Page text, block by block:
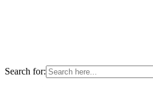
Search for: